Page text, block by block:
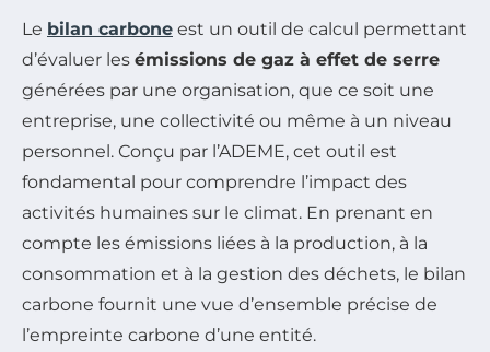
Le bilan carbone est un outil de calcul permettant
d’évaluer les émissions de gaz à effet de serre
générées par une organisation, que ce soit une
entreprise, une collectivité ou même à un niveau
personnel. Conçu par l’ADEME, cet outil est
fondamental pour comprendre l’impact des
activités humaines sur le climat. En prenant en
compte les émissions liées à la production, à la
consommation et à la gestion des déchets, le bilan
carbone fournit une vue d’ensemble précise de
l’empreinte carbone d’une entité.